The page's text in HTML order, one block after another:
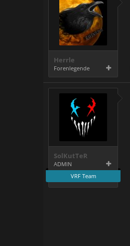
Herrle
Forenlegende
SolKutTeR
ADMIN
VRF Team